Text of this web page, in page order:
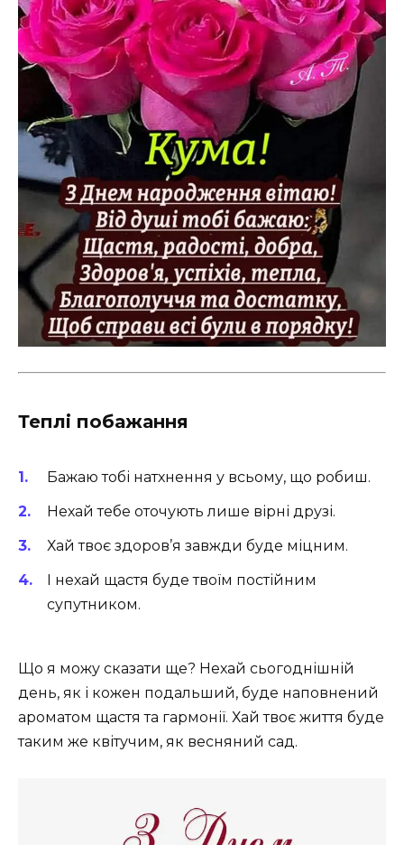
Теплі побажання
Бажаю тобі натхнення у всьому, що робиш.
Нехай тебе оточують лише вірні друзі.
Хай твоє здоров’я завжди буде міцним.
І нехай щастя буде твоїм постійним
супутником.
Що я можу сказати ще? Нехай сьогоднішній
день, як і кожен подальший, буде наповнений
ароматом щастя та гармонії. Хай твоє життя буде
таким же квітучим, як весняний сад.